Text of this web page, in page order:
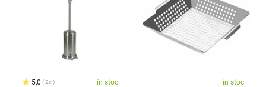
5,0 2x în stoc în stoc